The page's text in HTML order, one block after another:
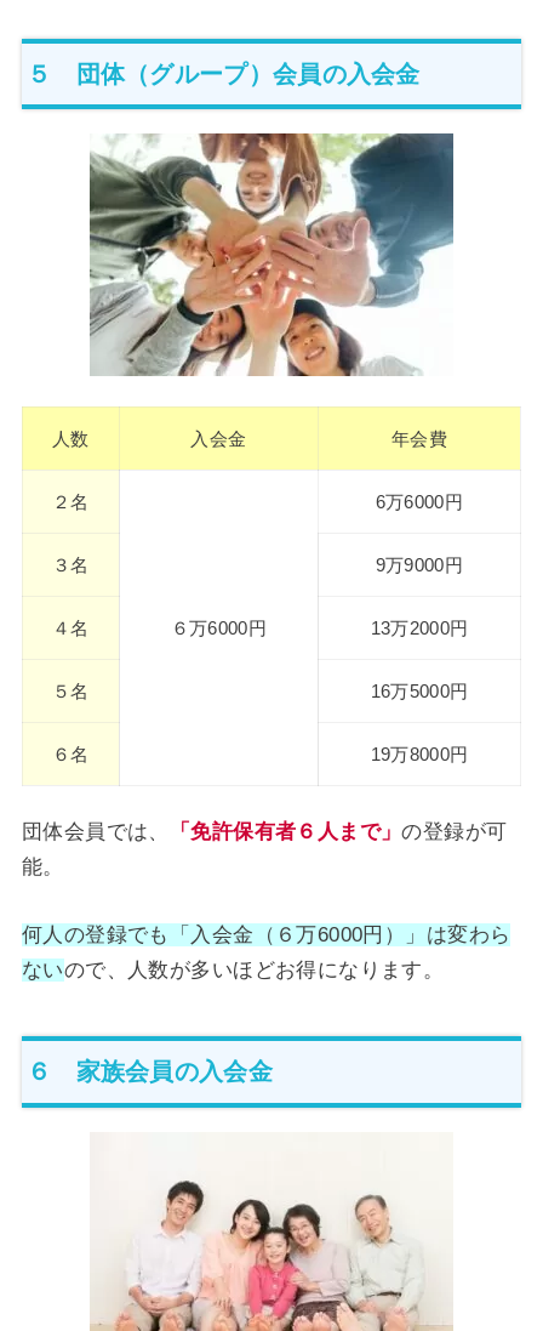
５ 団体（グループ）会員の入会金
人数 入会金 年会費
２名
６万6000円
6万6000円
３名 9万9000円
４名 13万2000円
５名 16万5000円
６名 19万8000円
団体会員では、 「免許保有者６人まで」の登録が可
能。
何人の登録でも「入会金（６万6000円）」は変わら
ないので、人数が多いほどお得になります。
６ 家族会員の入会金